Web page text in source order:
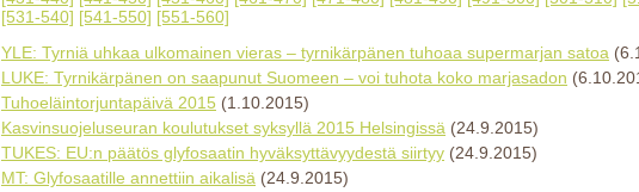
[531-540] [541-550] [551-560]
YLE: Tyrniä uhkaa ulkomainen vieras – tyrnikärpänen tuhoaa supermarjan satoa
LUKE: Tyrnikärpänen on saapunut Suomeen – voi tuhota koko marjasadon
Tuhoeläintorjuntapäivä 2015 (1.10.2015)
Kasvinsuojeluseuran koulutukset syksyllä 2015 Helsingissä (24.9.2015)
TUKES: EU:n päätös glyfosaatin hyväksyttävyydestä siirtyy (24.9.2015)
MT: Glyfosaatille annettiin aikalisä (24.9.2015)